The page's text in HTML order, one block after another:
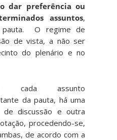
dar preferência ou
assuntos,
pauta. O regime de
de vista, a não ser
do plenário e no
cada assunto
da pauta, há uma
de discussão e outra
procedendo-se,
de acordo com a